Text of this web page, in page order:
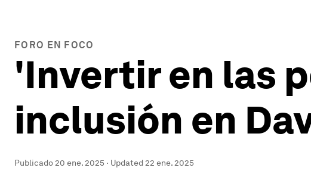
FORO EN FOCO
'Invertir en las
inclusión en
Publicado20 ene. 2025 · Updated22 ene. 2025